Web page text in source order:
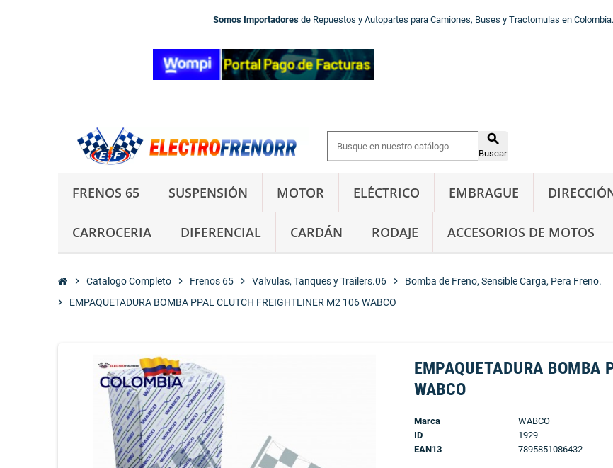
Somos Importadores de Repuestos y Autopartes para Camiones, Buses y Tractomulas en

Buscar
FRENOS 65 SUSPENSIÓN MOTOR ELÉCTRICO EMBRAGUE
CARROCERIA DIFERENCIAL CARDÁN RODAJE ACCESORIOS DE MOTOS
chevron_right Catalogo Completo chevron_right Frenos 65 chevron_right Valvulas, Tanques y Trailers.06 chevron_right
Bomba de Freno, Sensible Carga, Pera Freno.
chevron_right
EMPAQUETADURA BOMBA PPAL CLUTCH FREIGHTLINER M2 106 WABCO
EMPAQUETADURA BOMBA
WABCO
Marca
WABCO
ID
1929
EAN13
7895851086432